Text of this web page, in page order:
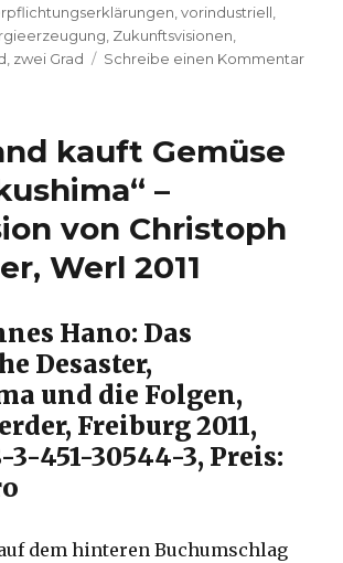
,vorindustriell
Zukunftsvisionen
zwei Grad Schreibe einen Kommentarzu
kauft Gemüse
–
von Christoph
Werl 2011
Hano: Das
Desaster,
und die Folgen,
Freiburg 2011,
3-451-30544-3, Preis:
dem hinteren Buchumschlag